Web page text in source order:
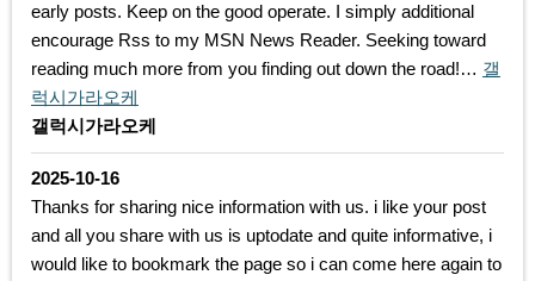
early posts. Keep on the good operate. I simply additional
encourage Rss to my MSN News Reader. Seeking toward
reading much more from you finding out down the road!… 갤
럭시가라오케
갤럭시가라오케
2025-10-16
Thanks for sharing nice information with us. i like your post
and all you share with us is uptodate and quite informative, i
would like to bookmark the page so i can come here again to